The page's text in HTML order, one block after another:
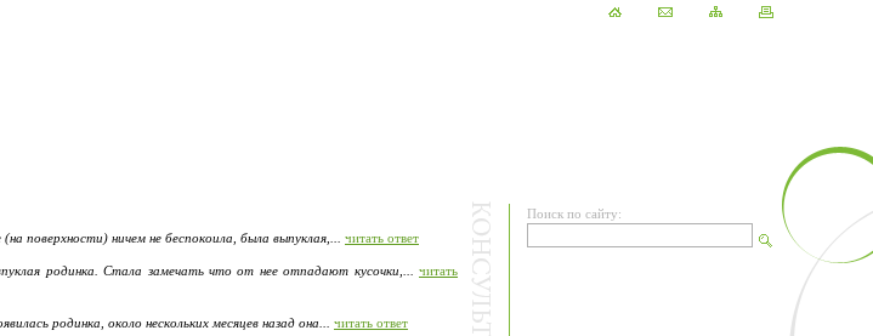
поверхности) ничем не беспокоила, была выпуклая,... читать ответ
родинка. Стала замечать что от нее отпадают кусочки,...
читать
родинка, около нескольких месяцев назад она... читать ответ
Поиск по сайту: